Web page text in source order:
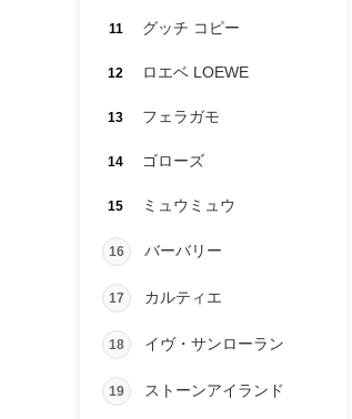
11 グッチ コピー
12 ロエベ LOEWE
13 フェラガモ
14 ゴローズ
15 ミュウミュウ
16 バーバリー
17 カルティエ
18 イヴ・サンローラン
19 ストーンアイランド